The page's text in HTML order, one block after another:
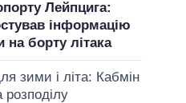
Лейпцига:
інформацію
на борту літака
зими і літа: Кабмін
розподілу